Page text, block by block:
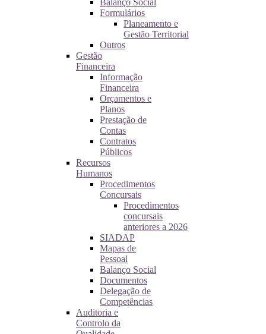
Balanço Social
Formulários
Planeamento e
Gestão Territorial
Outros
Gestão
Financeira
Informação
Financeira
Orçamentos e
Planos
Prestação de
Contas
Contratos
Públicos
Recursos
Humanos
Procedimentos
Concursais
Procedimentos
concursais
anteriores a 2026
SIADAP
Mapas de
Pessoal
Balanço Social
Documentos
Delegação de
Competências
Auditoria e
Controlo da